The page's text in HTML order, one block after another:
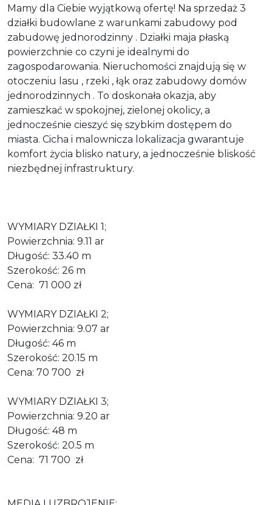
Mamy dla Ciebie wyjątkową ofertę! Na sprzedaż 3
działki budowlane z warunkami zabudowy pod
zabudowę jednorodzinny . Działki maja płaską
powierzchnie co czyni je idealnymi do
zagospodarowania. Nieruchomości znajdują się w
otoczeniu lasu , rzeki , łąk oraz zabudowy domów
jednorodzinnych . To doskonała okazja, aby
zamieszkać w spokojnej, zielonej okolicy, a
jednocześnie cieszyć się szybkim dostępem do
miasta. Cicha i malownicza lokalizacja gwarantuje
komfort życia blisko natury, a jednocześnie bliskość
niezbędnej infrastruktury.
WYMIARY DZIAŁKI 1;
Powierzchnia: 9.11 ar
Długość: 33.40 m
Szerokość: 26 m
Cena: 71 000 zł
WYMIARY DZIAŁKI 2;
Powierzchnia: 9.07 ar
Długość: 46 m
Szerokość: 20.15 m
Cena: 70 700 zł
WYMIARY DZIAŁKI 3;
Powierzchnia: 9.20 ar
Długość: 48 m
Szerokość: 20.5 m
Cena: 71 700 zł